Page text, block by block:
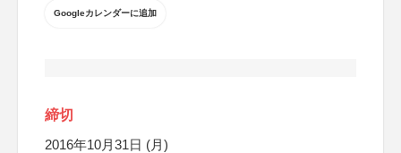
Googleカレンダーに追加
締切
2016年10月31日 (月)